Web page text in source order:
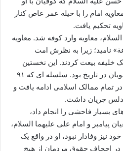
امام را با حیله عمر عاص کنار
تحکیم یافت.
معاویه وارد کوفه شد. معاویه
نامید؛ زیرا به نظرش امت
خلیفه بیعت کردند. این نخستین
سنگ بنای سلسله پادشاهی امویان در تاریخ بود. سلسله ای که ۹۱
میلادی در تمام ممالک اسلامی ادامه یافت و
بسیار فاحشی را انجام داد،
پیامبر و امام علی علیهما السلام،
نیز وفادار نبود، او در واقع یک
اجحاف حقوق مردمان از هیچ